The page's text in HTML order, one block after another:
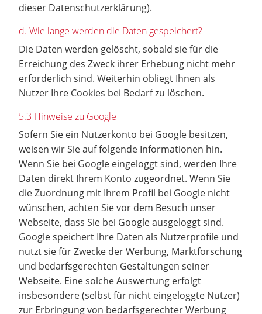
dieser Datenschutzerklärung).
d. Wie lange werden die Daten gespeichert?
Die Daten werden gelöscht, sobald sie für die
Erreichung des Zweck ihrer Erhebung nicht mehr
erforderlich sind. Weiterhin obliegt Ihnen als
Nutzer Ihre Cookies bei Bedarf zu löschen.
5.3 Hinweise zu Google
Sofern Sie ein Nutzerkonto bei Google besitzen,
weisen wir Sie auf folgende Informationen hin.
Wenn Sie bei Google eingeloggt sind, werden Ihre
Daten direkt Ihrem Konto zugeordnet. Wenn Sie
die Zuordnung mit Ihrem Profil bei Google nicht
wünschen, achten Sie vor dem Besuch unser
Webseite, dass Sie bei Google ausgeloggt sind.
Google speichert Ihre Daten als Nutzerprofile und
nutzt sie für Zwecke der Werbung, Marktforschung
und bedarfsgerechten Gestaltungen seiner
Webseite. Eine solche Auswertung erfolgt
insbesondere (selbst für nicht eingeloggte Nutzer)
zur Erbringung von bedarfsgerechter Werbung